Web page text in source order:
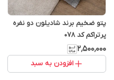
پتو ضخیم برند شادیلون دو نفره
پرتراکم کد 078
۲٬۵۰۰٬۰۰۰
افزودن به سبد